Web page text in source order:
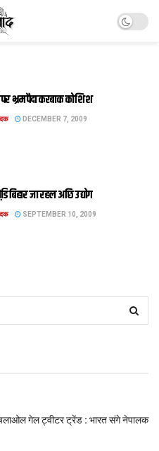
पर भ्रम पैदा करबाक कोशिश
DECEMBER 7, 2009
बिहार जा रहल अछि उद्योग
SEPTEMBER 10, 2009
चलाओल गेल ट्वीटर ट्रेंड : भारत संगे नेपालक